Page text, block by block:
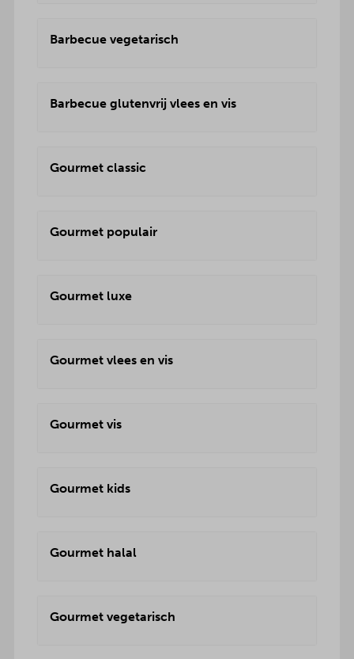
Barbecue vegetarisch
Barbecue glutenvrij vlees en vis
Gourmet classic
Gourmet populair
Gourmet luxe
Gourmet vlees en vis
Gourmet vis
Gourmet kids
Gourmet halal
Gourmet vegetarisch